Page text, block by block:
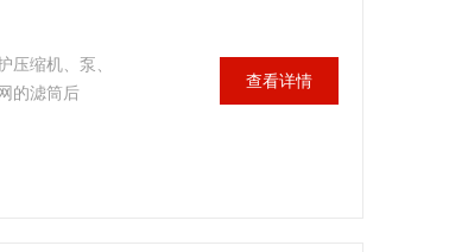
压缩机、泵、
的滤筒后
查看详情